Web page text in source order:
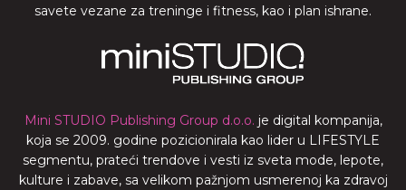
savete vezane za treninge i fitness, kao i plan ishrane.
Mini STUDIO Publishing Group d.o.o. je digital kompanija,
koja se 2009. godine pozicionirala kao lider u LIFESTYLE
segmentu, prateći trendove i vesti iz sveta mode, lepote,
kulture i zabave, sa velikom pažnjom usmerenoj ka zdravoj